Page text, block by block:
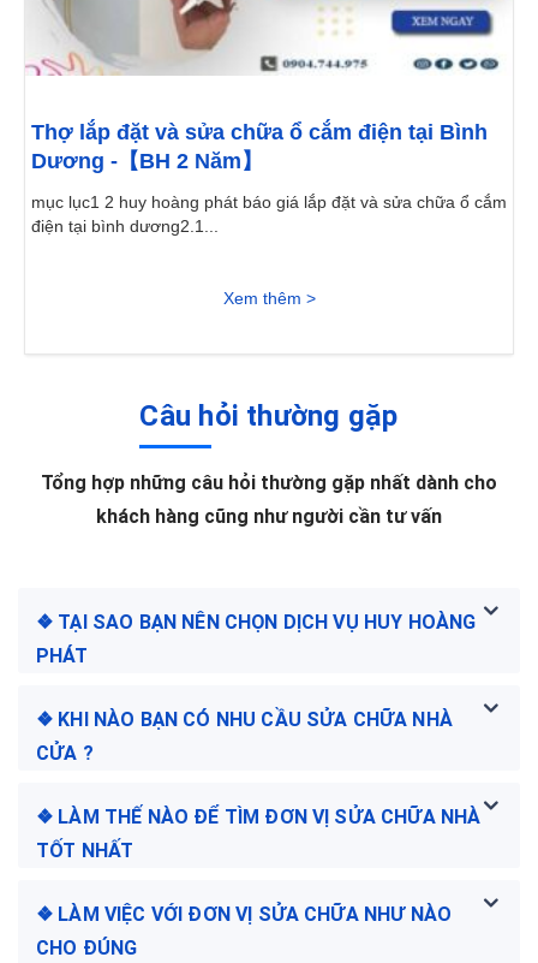
Thợ lắp đặt và sửa chữa ổ cắm điện tại Bình
Dương -【BH 2 Năm】
mục lục1 2 huy hoàng phát báo giá lắp đặt và sửa chữa ổ cắm
điện tại bình dương2.1...
Xem thêm >
Câu hỏi thường gặp
Tổng hợp những câu hỏi thường gặp nhất dành cho
khách hàng cũng như người cần tư vấn
❖ TẠI SAO BẠN NÊN CHỌN DỊCH VỤ HUY HOÀNG
PHÁT
❖ KHI NÀO BẠN CÓ NHU CẦU SỬA CHỮA NHÀ
CỬA ?
❖ LÀM THẾ NÀO ĐỂ TÌM ĐƠN VỊ SỬA CHỮA NHÀ
TỐT NHẤT
❖ LÀM VIỆC VỚI ĐƠN VỊ SỬA CHỮA NHƯ NÀO
CHO ĐÚNG